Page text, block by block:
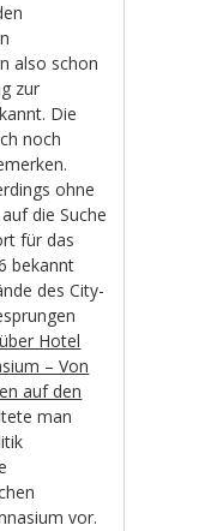
also schon
zur
Die
noch
ohne
die Suche
für das
bekannt
des City-
Hotel
– Von
auf den
man
vor.